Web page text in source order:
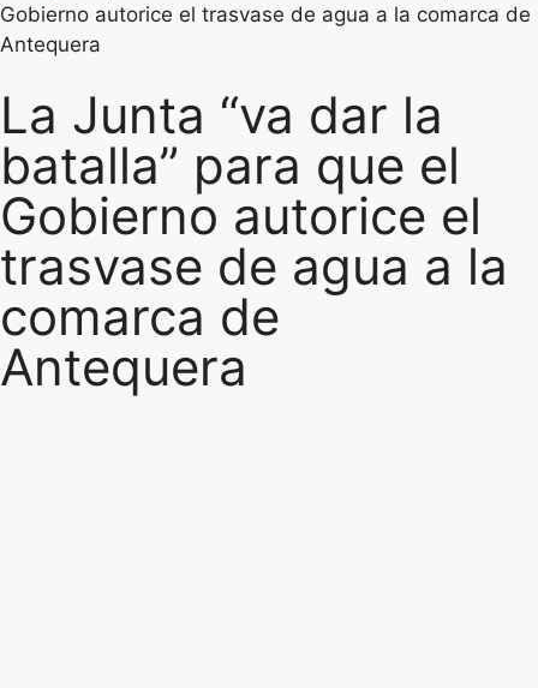
Gobierno autorice el trasvase de agua a la comarca de
Antequera
La Junta “va dar la
batalla” para que el
Gobierno autorice el
trasvase de agua a la
comarca de
Antequera